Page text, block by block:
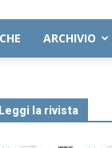
ARCHIVIO
Leggi la rivista